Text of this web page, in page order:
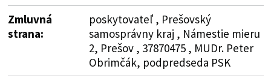
Zmluvná
strana:
poskytovateľ , Prešovský
samosprávny kraj , Námestie mieru
2, Prešov , 37870475 , MUDr. Peter
Obrimčák, podpredseda PSK